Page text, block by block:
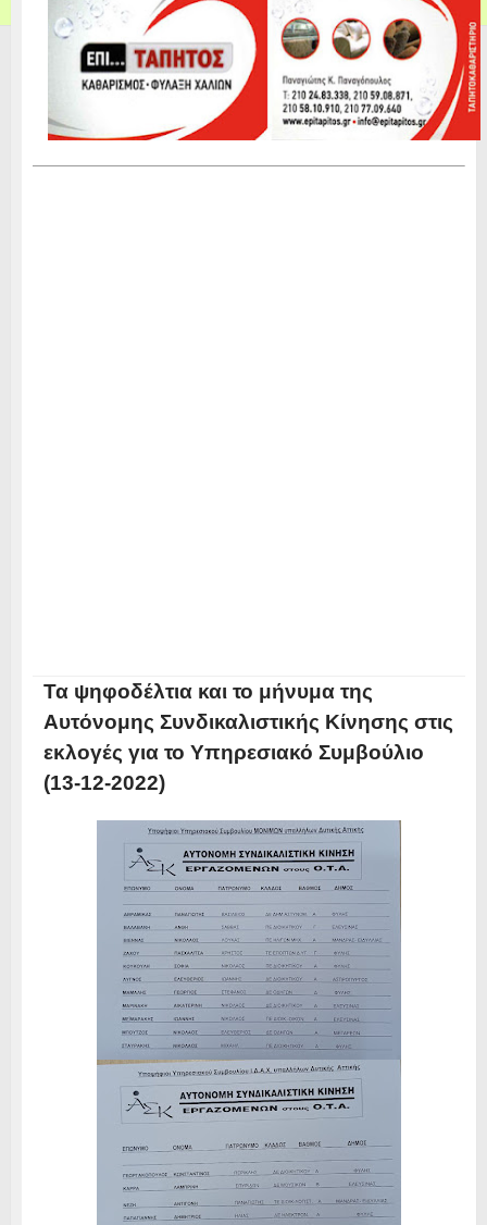
Τα ψηφοδέλτια και το μήνυμα της
Αυτόνομης Συνδικαλιστικής Κίνησης στις
εκλογές για το Υπηρεσιακό Συμβούλιο
(13-12-2022)